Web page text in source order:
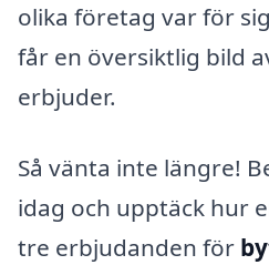
olika företag var för
får en översiktlig bild
erbjuder.
Så vänta inte längre!
idag och upptäck hur
tre erbjudanden för